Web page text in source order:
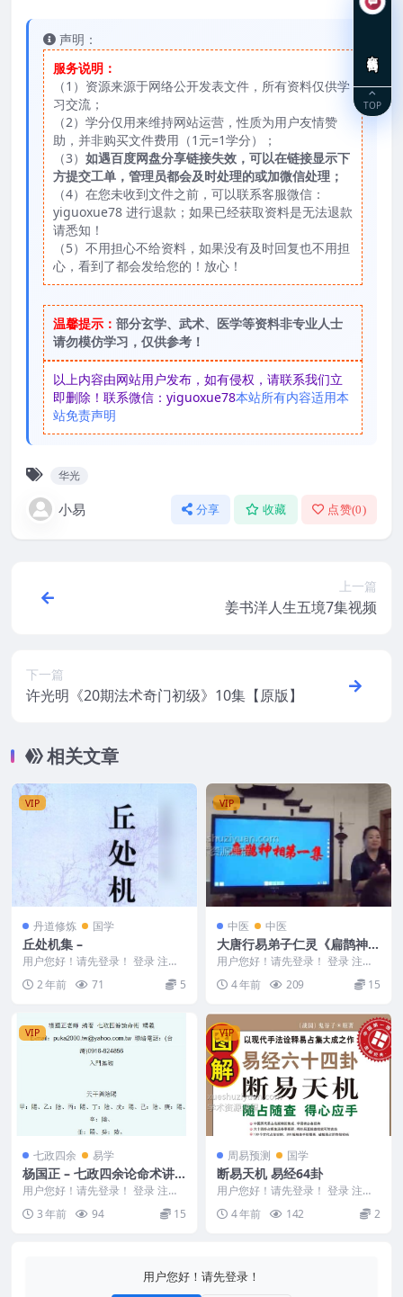
声明：
服务说明：
（1）资源来源于网络公开发表文件，所有资料仅供学
习交流；
（2）学分仅用来维持网站运营，性质为用户友情赞
助，并非购买文件费用（1元=1学分）；
（3） 如遇百度网盘分享链接失效，可以在链接显示下
方提交工单，管理员都会及时处理的或加微信处理；
（4）在您未收到文件之前，可以联系客服微信：
yiguoxue78 进行退款；如果已经获取资料是无法退款
请悉知！
（5）不用担心不给资料，如果没有及时回复也不用担
心，看到了都会发给您的！放心！
温馨提示： 部分玄学、武术、医学等资料非专业人士
请勿模仿学习，仅供参考！
以上内容由网站用户发布，如有侵权，请联系我们立
即删除！联系微信：yiguoxue78本站所有内容适用本
站免责声明
华光
小易 分享 收藏 点赞(0)
上一篇
姜书洋人生五境7集视频
下一篇
许光明《20期法术奇门初级》10集【原版】
相关文章
VIP
丹道修炼 国学
丘处机集 –
用户您好！请先登录！ 登录 注册
2 年前 71 5
VIP
中医 中医
大唐行易弟子仁灵《扁鹊神
相》《扁鹊神相中医篇》课程
视频共33集
用户您好！请先登录！ 登录 注册
最新引进大唐行易弟子仁灵《扁鹊
神相》+《扁鹊神...
4 年前 209 15
VIP
七政四余 易学
杨国正 – 七政四余论命术讲
义.pdf119页
用户您好！请先登录！ 登录 注册
杨国正 – 七政四余论命术讲义.p...
3 年前 94 15
VIP
周易预测 国学
断易天机 易经64卦
用户您好！请先登录！ 登录 注册
断易天机 易经64卦 编号：1085C
7304 年前 142 2
用户您好！请先登录！
TOP